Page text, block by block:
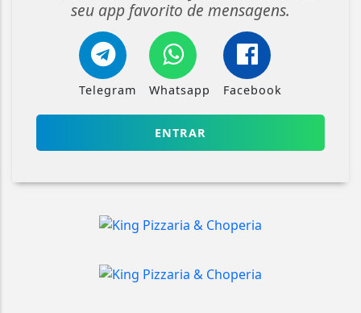
seu app favorito de mensagens.
Telegram Whatsapp Facebook
ENTRAR